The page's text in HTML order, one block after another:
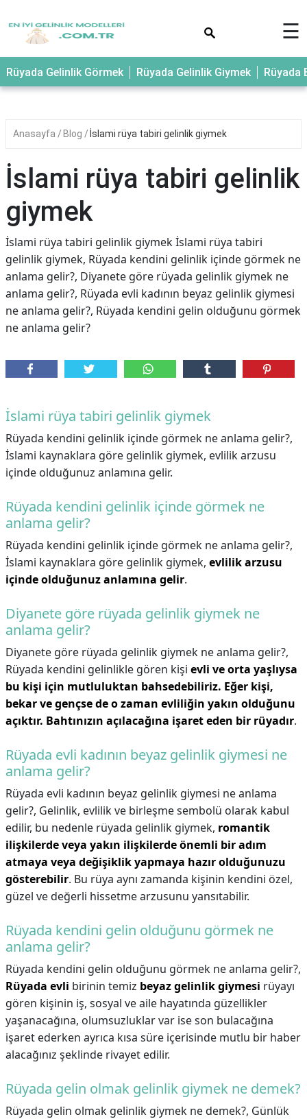
☰
Rüyada Gelinlik Görmek Rüyada Gelinlik Giymek Rüyada
Anasayfa Blog İslami rüya tabiri gelinlik giymek
İslami rüya tabiri gelinlik
giymek
İslami rüya tabiri gelinlik giymek İslami rüya tabiri
gelinlik giymek, Rüyada kendini gelinlik içinde görmek ne
anlama gelir?, Diyanete göre rüyada gelinlik giymek ne
anlama gelir?, Rüyada evli kadının beyaz gelinlik giymesi
ne anlama gelir?, Rüyada kendini gelin olduğunu görmek
ne anlama gelir?
İslami rüya tabiri gelinlik giymek
Rüyada kendini gelinlik içinde görmek ne anlama gelir?,
İslami kaynaklara göre gelinlik giymek, evlilik arzusu
içinde olduğunuz anlamına gelir.
Rüyada kendini gelinlik içinde görmek ne
anlama gelir?
Rüyada kendini gelinlik içinde görmek ne anlama gelir?,
İslami kaynaklara göre gelinlik giymek, evlilik arzusu
içinde olduğunuz anlamına gelir.
Diyanete göre rüyada gelinlik giymek ne
anlama gelir?
Diyanete göre rüyada gelinlik giymek ne anlama gelir?,
Rüyada kendini gelinlikle gören kişi evli ve orta yaşlıysa
bu kişi için mutluluktan bahsedebiliriz. Eğer kişi,
bekar ve gençse de o zaman evliliğin yakın olduğunu
açıktır. Bahtınızın açılacağına işaret eden bir rüyadır.
Rüyada evli kadının beyaz gelinlik giymesi ne
anlama gelir?
Rüyada evli kadının beyaz gelinlik giymesi ne anlama
gelir?, Gelinlik, evlilik ve birleşme sembolü olarak kabul
edilir, bu nedenle rüyada gelinlik giymek, romantik
ilişkilerde veya yakın ilişkilerde önemli bir adım
atmaya veya değişiklik yapmaya hazır olduğunuzu
gösterebilir. Bu rüya aynı zamanda kişinin kendini özel,
güzel ve değerli hissetme arzusunu yansıtabilir.
Rüyada kendini gelin olduğunu görmek ne
anlama gelir?
Rüyada kendini gelin olduğunu görmek ne anlama gelir?,
Rüyada evli birinin temiz beyaz gelinlik giymesi rüyayı
gören kişinin iş, sosyal ve aile hayatında güzellikler
yaşanacağına, olumsuzluklar var ise son bulacağına
işaret ederken ayrıca kısa süre içerisinde mutlu bir haber
alacağınız şeklinde rivayet edilir.
Rüyada gelin olmak gelinlik giymek ne demek?
Rüyada gelin olmak gelinlik giymek ne demek?, Günlük